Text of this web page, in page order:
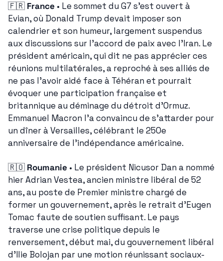
🇫🇷 France • Le sommet du G7 s'est ouvert à
Evian, où Donald Trump devait imposer son
calendrier et son humeur, largement suspendus
aux discussions sur l'accord de paix avec l'Iran. Le
président américain, qui dit ne pas apprécier ces
réunions multilatérales, a reproché à ses alliés de
ne pas l'avoir aidé face à Téhéran et pourrait
évoquer une participation française et
britannique au déminage du détroit d'Ormuz.
Emmanuel Macron l'a convaincu de s'attarder pour
un dîner à Versailles, célébrant le 250e
anniversaire de l'indépendance américaine.
🇷🇴 Roumanie • Le président Nicusor Dan a nommé
hier Adrian Vestea, ancien ministre libéral de 52
ans, au poste de Premier ministre chargé de
former un gouvernement, après le retrait d'Eugen
Tomac faute de soutien suffisant. Le pays
traverse une crise politique depuis le
renversement, début mai, du gouvernement libéral
d'Ilie Bolojan par une motion réunissant sociaux-